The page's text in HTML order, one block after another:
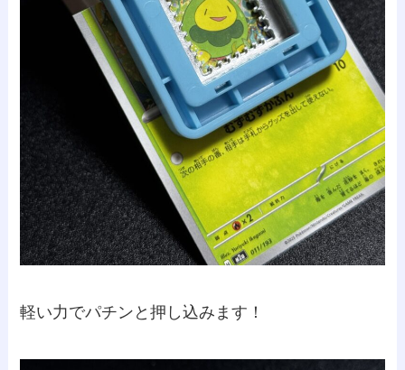
軽い力でパチンと押し込みます！